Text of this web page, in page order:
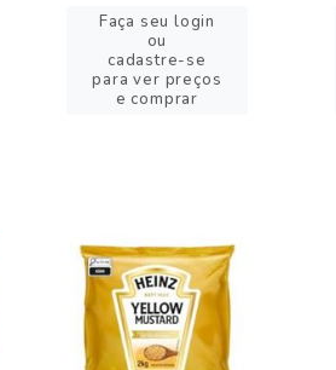
Faça seu login
ou
cadastre-se
para ver preços
e comprar